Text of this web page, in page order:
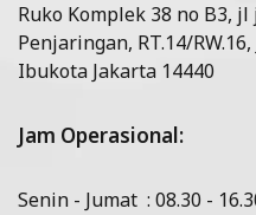
Ruko Komplek 38 no B3,
Penjaringan, RT.14/
Ibukota Jakarta 14440
Jam Operasional:
Senin - Jumat : 08.30 -